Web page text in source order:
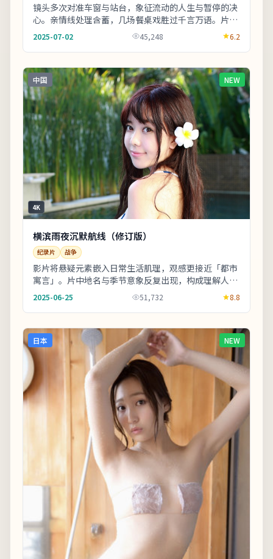
镜头多次对准车窗与站台，象征流动的人生与暂停的决
心。亲情线处理含蓄，几场餐桌戏胜过千言万语。片尾
字幕包含幕后花絮名单，影迷可向幕后岗位致敬。
《札...
2025-07-02 45,248 6.2
中国 NEW
4K
横滨雨夜沉默航线（修订版）
纪录片 战争
影片将悬疑元素嵌入日常生活肌理，观感更接近「都市
寓言」。片中地名与季节意象反复出现，构成理解人物
动机的重要线索。若你对东亚都市题材感兴趣，本片
2025-06-25 51,732 8.8
日本 NEW